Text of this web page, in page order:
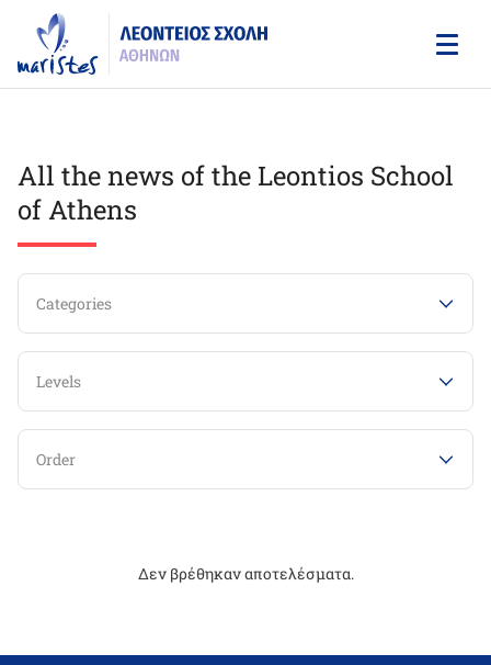
main
content
All the news of the Leontios School
of Athens
Categories
Levels
Order
Δεν βρέθηκαν αποτελέσματα.